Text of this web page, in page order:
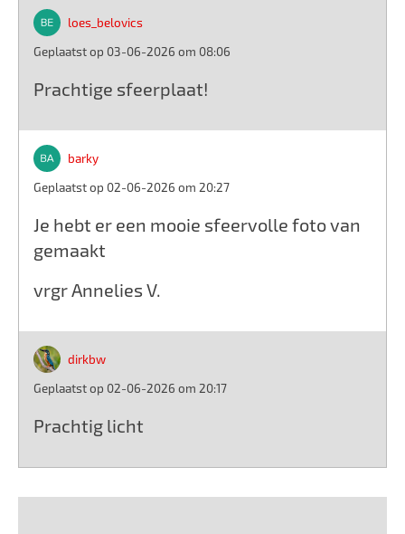
loes_belovics
Geplaatst op 03-06-2026 om 08:06
Prachtige sfeerplaat!
barky
Geplaatst op 02-06-2026 om 20:27
Je hebt er een mooie sfeervolle foto van
gemaakt
vrgr Annelies V.
dirkbw
Geplaatst op 02-06-2026 om 20:17
Prachtig licht